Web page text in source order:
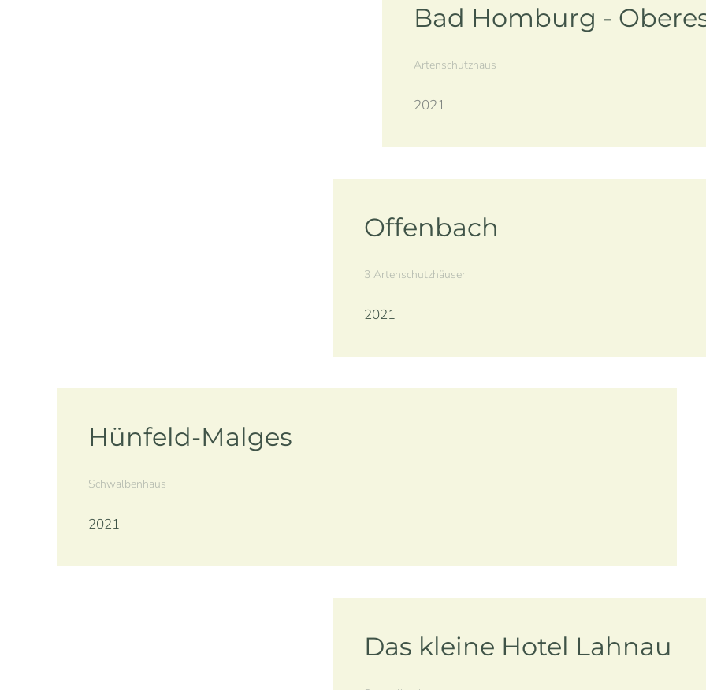
Bad Homburg -
Artenschutzhaus
2021
Offenbach
3 Artenschutzhäuser
2021
Hünfeld-Malges
Schwalbenhaus
2021
Das kleine Hotel Lahnau